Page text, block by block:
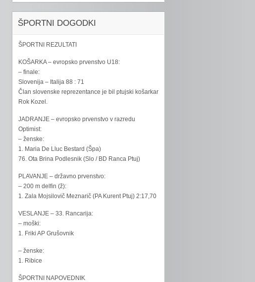
ŠPORTNI DOGODKI
ŠPORTNI REZULTATI
KOŠARKA – evropsko prvenstvo U18:
– finale:
Slovenija – Italija 88 : 71
Član slovenske reprezentance je bil ptujski košarkar
Rok Kozel.
JADRANJE – evropsko prvenstvo v razredu
Optimist:
– ženske:
1. Maria De Lluc Bestard (Špa)
76. Ota Brina Podlesnik (Slo / BD Ranca Ptuj)
PLAVANJE – državno prvenstvo:
– 200 m delfin (ž):
1. Zala Mojsilovič Meznarič (PA Kurent Ptuj) 2:17,70
VESLANJE – 33. Rancarija:
– moški:
1. Friki AP Grušovnik
– ženske:
1. Ribice
ŠPORTNI NAPOVEDNIK